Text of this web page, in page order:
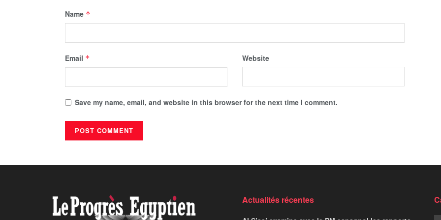
Name *
Email * Website
Save my name, email, and website in this browser for the next time I comment.